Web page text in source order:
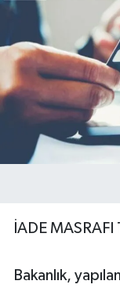
İADE
Bakanlık,